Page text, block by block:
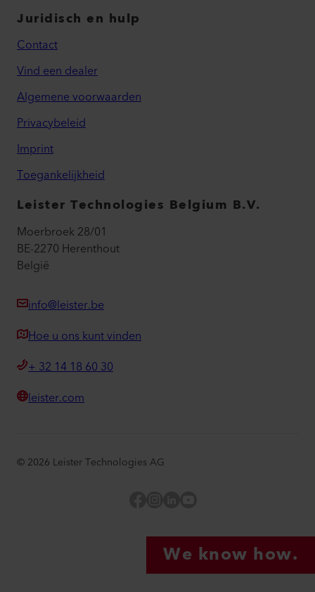
Juridisch en hulp
Contact
Vind een dealer
Algemene voorwaarden
Privacybeleid
Imprint
Toegankelijkheid
Leister Technologies Belgium B.V.
Moerbroek 28/01
BE-2270 Herenthout
België
info@leister.be
Hoe u ons kunt vinden
+ 32 14 18 60 30
leister.com
© 2026 Leister Technologies AG
We know how.